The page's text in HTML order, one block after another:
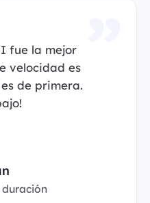
fue la mejor
velocidad es
de primera.